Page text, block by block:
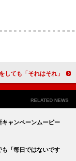
ョンシーンで共演者から苦情 けがをしても「それはそれ」
RELATED NEWS
ャンペーンムービー
「毎日ではないです